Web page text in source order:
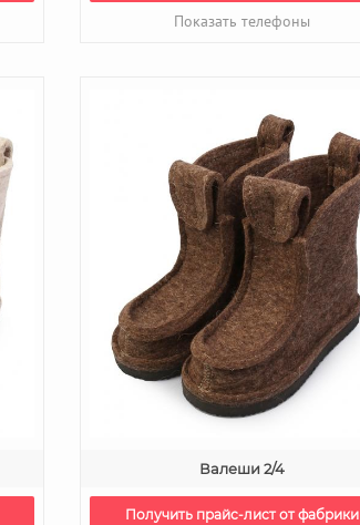
Показать телефоны
Валеши 2/4
Получить прайс-лист от фабрики